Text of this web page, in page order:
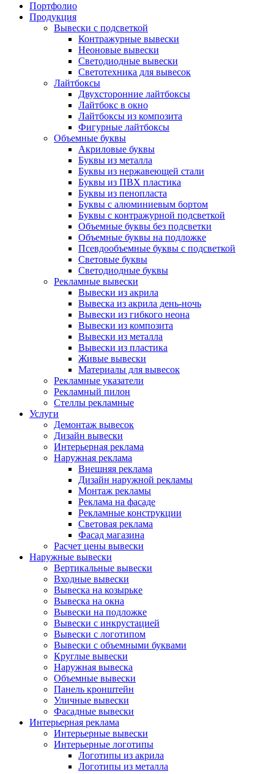
Портфолио
Продукция
Вывески с подсветкой
Контражурные вывески
Неоновые вывески
Светодиодные вывески
Светотехника для вывесок
Лайтбоксы
Двухсторонние лайтбоксы
Лайтбокс в окно
Лайтбоксы из композита
Фигурные лайтбоксы
Объемные буквы
Акриловые буквы
Буквы из металла
Буквы из нержавеющей стали
Буквы из ПВХ пластика
Буквы из пенопласта
Буквы с алюминиевым бортом
Буквы с контражурной подсветкой
Объемные буквы без подсветки
Объемные буквы на подложке
Псевдообъемные буквы с подсветкой
Световые буквы
Светодиодные буквы
Рекламные вывески
Вывески из акрила
Вывеска из акрила день-ночь
Вывески из гибкого неона
Вывески из композита
Вывески из металла
Вывески из пластика
Живые вывески
Материалы для вывесок
Рекламные указатели
Рекламный пилон
Стеллы рекламные
Услуги
Демонтаж вывесок
Дизайн вывески
Интерьерная реклама
Наружная реклама
Внешняя реклама
Дизайн наружной рекламы
Монтаж рекламы
Реклама на фасаде
Рекламные конструкции
Световая реклама
Фасад магазина
Расчет цены вывески
Наружные вывески
Вертикальные вывески
Входные вывески
Вывеска на козырьке
Вывеска на окна
Вывески на подложке
Вывески с инкрустацией
Вывески с логотипом
Вывески с объемными буквами
Круглые вывески
Наружная вывеска
Объемные вывески
Панель кронштейн
Уличные вывески
Фасадные вывески
Интерьерная реклама
Интерьерные вывески
Интерьерные логотипы
Логотипы из акрила
Логотипы из металла